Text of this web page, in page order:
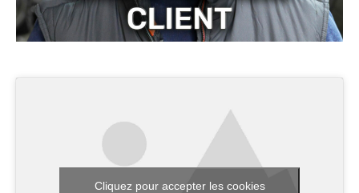
Cliquez pour accepter les cookies